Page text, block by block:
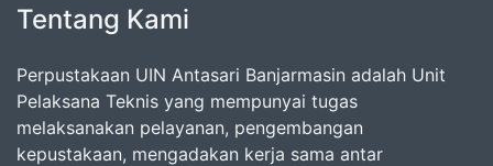
Tentang Kami
Perpustakaan UIN Antasari Banjarmasin adalah Unit
Pelaksana Teknis yang mempunyai tugas
melaksanakan pelayanan, pengembangan
kepustakaan, mengadakan kerja sama antar